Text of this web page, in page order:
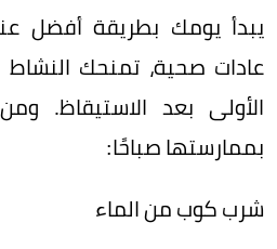
يبدأ يومك بطريقة أفضل
عادات صحية، تمنحك النشاط
الأولى بعد الاستيقاظ.
بممارستها صباحًا:
شرب كوب من الماء